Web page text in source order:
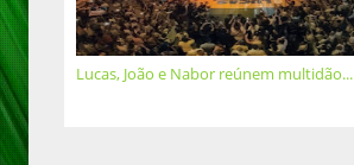
Lucas, João e Nabor reúnem multidão...